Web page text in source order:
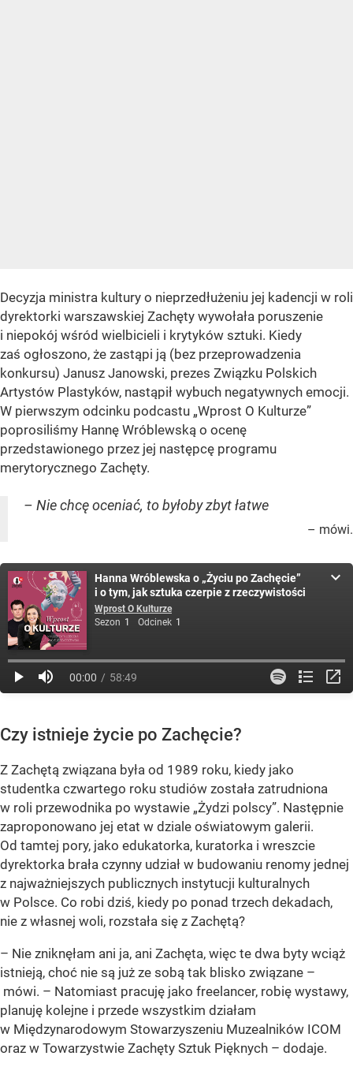
Decyzja ministra kultury o nieprzedłużeniu jej kadencji w roli
dyrektorki warszawskiej Zachęty wywołała poruszenie
i niepokój wśród wielbicieli i krytyków sztuki. Kiedy
zaś ogłoszono, że zastąpi ją (bez przeprowadzenia
konkursu) Janusz Janowski, prezes Związku Polskich
Artystów Plastyków, nastąpił wybuch negatywnych emocji.
W pierwszym odcinku podcastu „Wprost O Kulturze”
poprosiliśmy Hannę Wróblewską o ocenę
przedstawionego przez jej następcę programu
merytorycznego Zachęty.
– Nie chcę oceniać, to byłoby zbyt łatwe
– mówi.
Hanna Wróblewska o „Życiu po Zachęcie”
i o tym, jak sztuka czerpie z rzeczywistości
Wprost O Kulturze
Sezon 1 Odcinek 1
00:00 58:49
Czy istnieje życie po Zachęcie?
Z Zachętą związana była od 1989 roku, kiedy jako
studentka czwartego roku studiów została zatrudniona
w roli przewodnika po wystawie „Żydzi polscy”. Następnie
zaproponowano jej etat w dziale oświatowym galerii.
Od tamtej pory, jako edukatorka, kuratorka i wreszcie
dyrektorka brała czynny udział w budowaniu renomy jednej
z najważniejszych publicznych instytucji kulturalnych
w Polsce. Co robi dziś, kiedy po ponad trzech dekadach,
nie z własnej woli, rozstała się z Zachętą?
– Nie zniknęłam ani ja, ani Zachęta, więc te dwa byty wciąż
istnieją, choć nie są już ze sobą tak blisko związane –
mówi. – Natomiast pracuję jako freelancer, robię wystawy,
planuję kolejne i przede wszystkim działam
w Międzynarodowym Stowarzyszeniu Muzealników ICOM
oraz w Towarzystwie Zachęty Sztuk Pięknych – dodaje.